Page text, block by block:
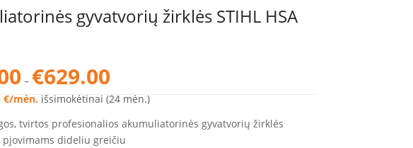
gyvatvorių žirklės STIHL HSA
– €629.00
€579.00
€629.00
€/mėn. išsimokėtinai (24 mėn.)
tvirtos profesionalios akumuliatorinės gyvatvorių žirklės
pjovimams dideliu greičiu